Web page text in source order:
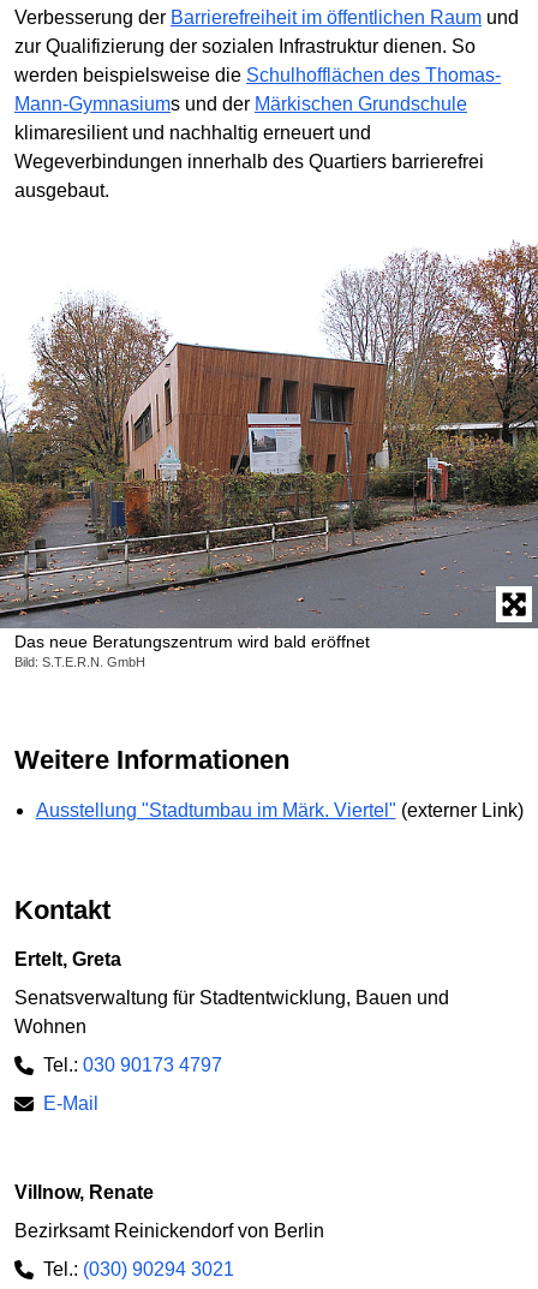
Das neue Beratungszentrum wird bald eröffnet
Bild: S.T.E.R.N. GmbH
Verbesserung der Barrierefreiheit im öffentlichen Raum und
zur Qualifizierung der sozialen Infrastruktur dienen. So
werden beispielsweise die Schulhofflächen des Thomas-
Mann-Gymnasiums und der Märkischen Grundschule
klimaresilient und nachhaltig erneuert und
Wegeverbindungen innerhalb des Quartiers barrierefrei
ausgebaut.
Weitere Informationen
Ausstellung "Stadtumbau im Märk. Viertel" (externer Link)
Kontakt
Ertelt, Greta
Senatsverwaltung für Stadtentwicklung, Bauen und
Wohnen
Tel.: 030 90173 4797
E-Mail
Villnow, Renate
Bezirksamt Reinickendorf von Berlin
Tel.: (030) 90294 3021